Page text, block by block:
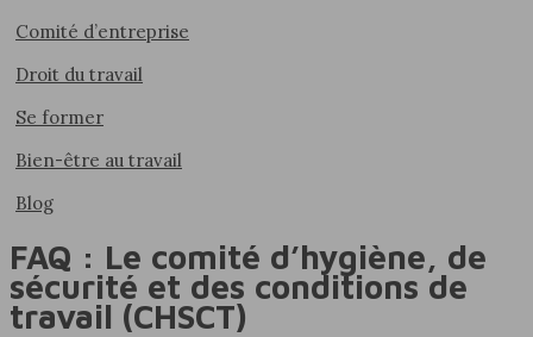
Comité d’entreprise
Droit du travail
Se former
Bien-être au travail
Blog
FAQ : Le comité d’hygiène, de
sécurité et des conditions de
travail (CHSCT)